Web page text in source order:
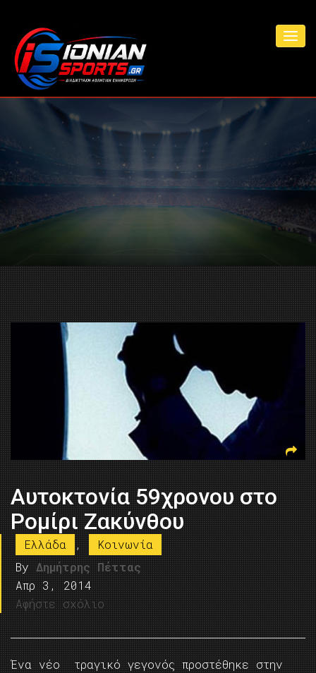
Αυτοκτονία 59χρονου στο
Ρομίρι Ζακύνθου
Ελλάδα ,
Κοινωνία
By Δημήτρης Πέττας
Απρ 3, 2014
Αφήστε σχόλιο
Ένα νέο τραγικό γεγονός προστέθηκε στην